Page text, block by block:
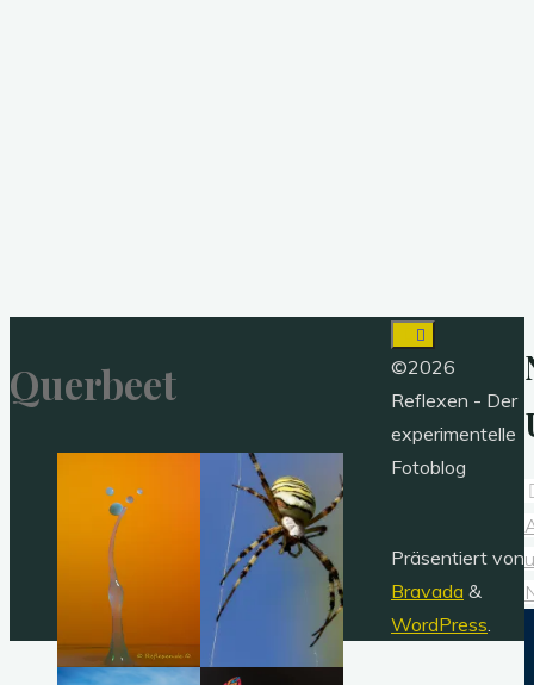
Querbeet
©2026
Reflexen - Der
experimentelle
Fotoblog
Präsentiert von
Bravada &
WordPress.